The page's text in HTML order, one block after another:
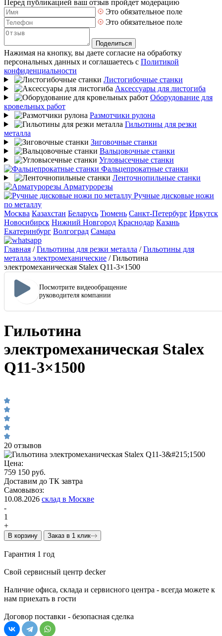
Перед публикацией ваш отзыв пройдет модерацию
Это обязательное поле
Это обязательное поле
Поделиться
Нажимая на кнопку, вы даете согласие на обработку
персональных данных и соглашаетесь с Политикой
конфиденциальности
Листогибочные станки
Аксессуары для листогиба
Оборудование для
кровельных работ
Размотчики рулона
Гильотины для резки
металла
Зиговочные станки
Вальцовочные станки
Угловысечные станки
Фальцепрокатные станки
Ленточнопильные станки
Арматурорезы
Ручные дисковые ножи
по металлу
Москва Казахстан Беларусь Тюмень Санкт-Петербург Иркутск
Новосибирск Нижний Новгород Краснодар Казань
Екатеринбург Волгоград Самара
Главная /Гильотины для резки металла /Гильотины для
металла электромеханические /Гильотина
электромеханическая Stalex Q11-3×1500
Посмотрите видеообращение
руководителя компании
Гильотина
электромеханическая Stalex
Q11-3×1500
20 отзывов
Цена:
759 150 руб.
Доставим до ТК завтра
Самовывоз:
10.08.2026 склад в Москве
-
1
+
В корзину Заказ в 1 клик
Гарантия 1 год
Свой сервисный центр decker
Наличие офиса, склада и сервисного центра - всегда можете к
нам приехать в гости
Договор поставки - безопасная сделка